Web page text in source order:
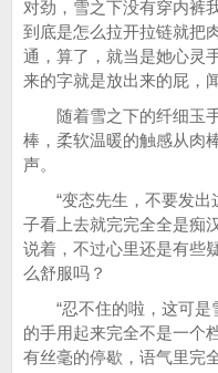
对劲，雪之下没有穿内裤
到底是怎么拉开拉链就把
通，算了，就当是她心灵
来的字就是放出来的屁，
随着雪之下的纤细玉手
棒，柔软温暖的触感从肉
声。
“变态先生，不要发出
子看上去就完完全全是痴
说着，不过心里还是有些
么舒服吗？
“忍不住的啦，这可是
的手用起来完全不是一个
有丝毫的停歇，语气里完